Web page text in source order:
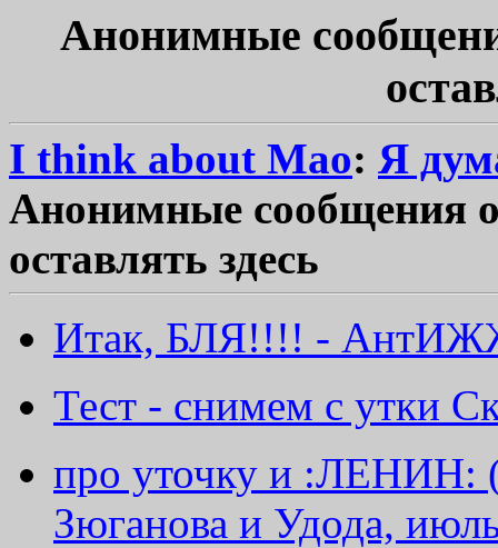
Анонимные
I think about Mao: Я
Анонимные сообщения
оставлять здесь
Итак, БЛЯ!!!! -
Тест - снимем с утки
про уточку и :ЛЕНИН:
Зюганова и Удода,